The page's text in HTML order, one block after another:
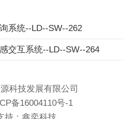
系统--LD--SW--262
交互系统--LD--SW--264
科技发展有限公司
备16004110号-1